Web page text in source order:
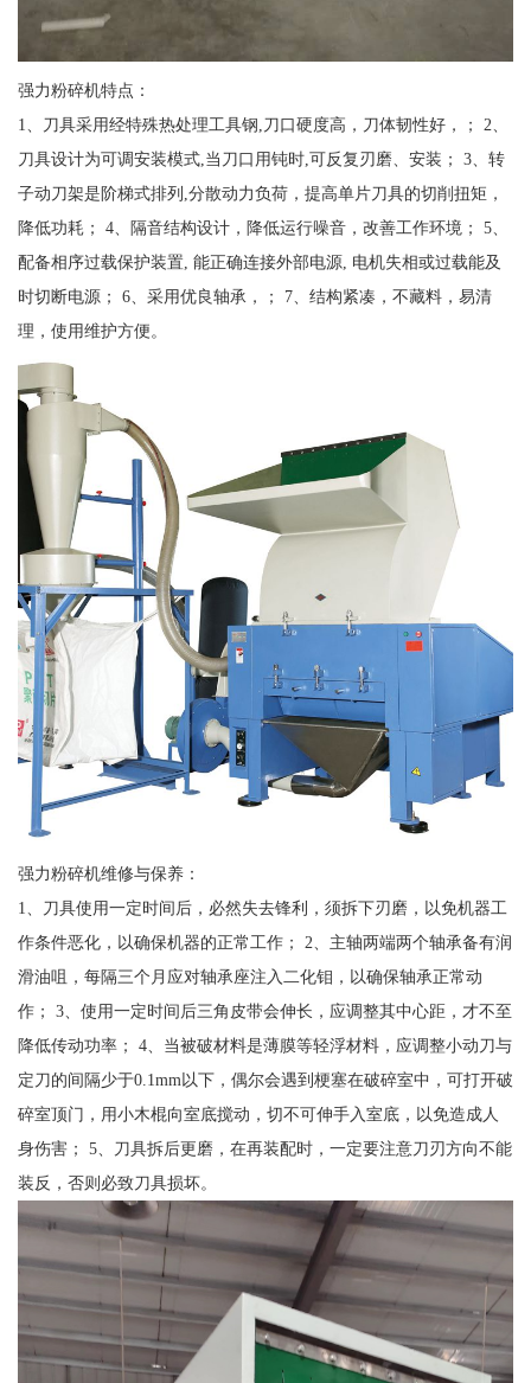
强力粉碎机特点：
1、刀具采用经特殊热处理工具钢,刀口硬度高，刀体韧性好，； 2、
刀具设计为可调安装模式,当刀口用钝时,可反复刃磨、安装； 3、转
子动刀架是阶梯式排列,分散动力负荷，提高单片刀具的切削扭矩，
降低功耗； 4、隔音结构设计，降低运行噪音，改善工作环境； 5、
配备相序过载保护装置, 能正确连接外部电源, 电机失相或过载能及
时切断电源； 6、采用优良轴承，； 7、结构紧凑，不藏料，易清
理，使用维护方便。
强力粉碎机维修与保养：
1、刀具使用一定时间后，必然失去锋利，须拆下刃磨，以免机器工
作条件恶化，以确保机器的正常工作； 2、主轴两端两个轴承备有润
滑油咀，每隔三个月应对轴承座注入二化钼，以确保轴承正常动
作； 3、使用一定时间后三角皮带会伸长，应调整其中心距，才不至
降低传动功率； 4、当被破材料是薄膜等轻浮材料，应调整小动刀与
定刀的间隔少于0.1mm以下，偶尔会遇到梗塞在破碎室中，可打开破
碎室顶门，用小木棍向室底搅动，切不可伸手入室底，以免造成人
身伤害； 5、刀具拆后更磨，在再装配时，一定要注意刀刃方向不能
装反，否则必致刀具损坏。